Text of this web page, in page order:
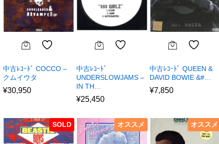
中古ﾚｺｰﾄﾞ COCCO –
クムイウタ
¥30,950
中古ﾚｺｰﾄﾞ
UNDERSLOWJAMS –
IN TH…
¥25,450
中古ﾚｺｰﾄﾞ QUEEN &
DAVID BOWIE &#…
¥7,850
SOLD オススメ オススメ